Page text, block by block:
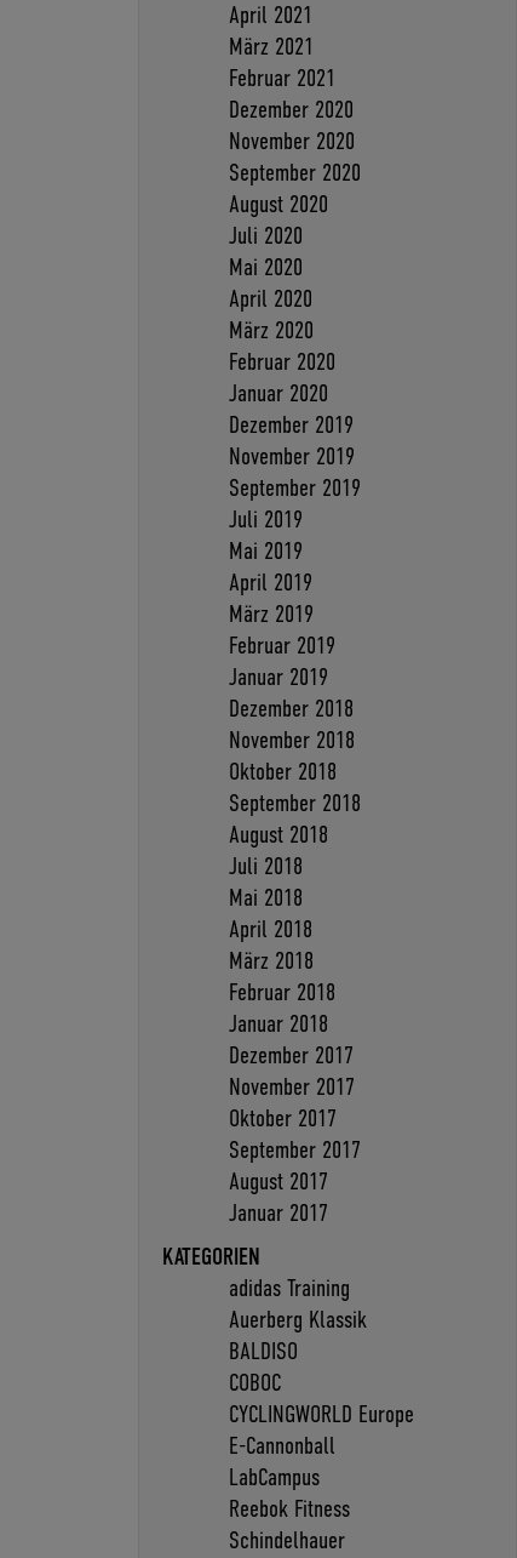
April 2021
März 2021
Februar 2021
Dezember 2020
November 2020
September 2020
August 2020
Juli 2020
Mai 2020
April 2020
März 2020
Februar 2020
Januar 2020
Dezember 2019
November 2019
September 2019
Juli 2019
Mai 2019
April 2019
März 2019
Februar 2019
Januar 2019
Dezember 2018
November 2018
Oktober 2018
September 2018
August 2018
Juli 2018
Mai 2018
April 2018
März 2018
Februar 2018
Januar 2018
Dezember 2017
November 2017
Oktober 2017
September 2017
August 2017
Januar 2017
KATEGORIEN
adidas Training
Auerberg Klassik
BALDISO
COBOC
CYCLINGWORLD Europe
E-Cannonball
LabCampus
Reebok Fitness
Schindelhauer